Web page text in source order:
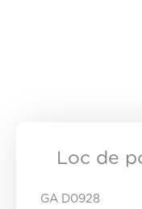
Loc de
GA D0928